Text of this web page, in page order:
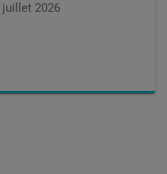
juillet 2026